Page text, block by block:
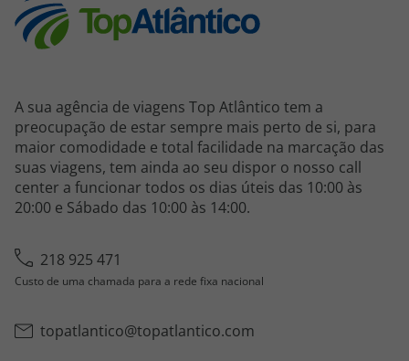
A sua agência de viagens Top Atlântico tem a
preocupação de estar sempre mais perto de si, para
maior comodidade e total facilidade na marcação das
suas viagens, tem ainda ao seu dispor o nosso call
center a funcionar todos os dias úteis das 10:00 às
20:00 e Sábado das 10:00 às 14:00.
218 925 471
Custo de uma chamada para a rede fixa nacional
topatlantico@topatlantico.com